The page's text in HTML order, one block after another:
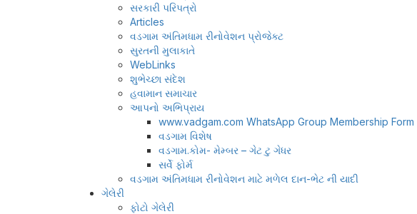
સરકારી પરિપત્રો
Articles
વડગામ અંતિમધામ રીનોવેશન પ્રોજેક્ટ
સુરતની મુલાકાતે
WebLinks
શુભેચ્છા સંદેશ
હવામાન સમાચાર
આપનો અભિપ્રાય
www.vadgam.com WhatsApp Group Membership Form
વડગામ વિશેષ
વડગામ.કોમ- મેમ્બર – ગેટ ટુ ગેધર
સર્વે ફોર્મ
વડગામ અંતિમધામ રીનોવેશન માટે મળેલ દાન-ભેટ ની યાદી
ગેલેરી
ફોટો ગેલેરી